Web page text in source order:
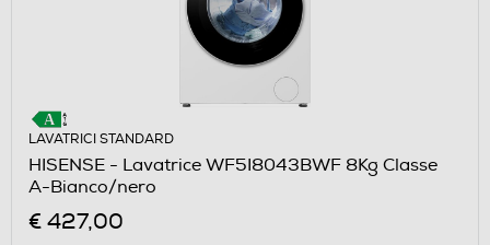
LAVATRICI STANDARD
HISENSE - Lavatrice WF5I8043BWF 8Kg Classe
A-Bianco/nero
€ 427,00